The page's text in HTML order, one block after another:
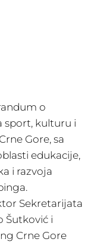
o
sport, kulturu i
Gore, sa
edukacije,
i razvoja
Sekretarijata
Šutković i
Crne Gore